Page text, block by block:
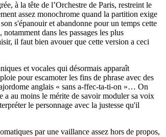
à la tête de l’Orchestre de Paris, restreint le
assez monochrome quand la partition exige
s'épanouir et abandonne pour un temps cette
dans les passages les plus
il faut bien avouer que cette version a ceci
et vocales qui désormais apparaît
pour escamoter les fins de phrase avec des
anglais « sans a-ffec-ta-ti-on »… On
a au moins le mérite de savoir moduler sa voix
le personnage avec la justesse qu'il
par une vaillance assez hors de propos,